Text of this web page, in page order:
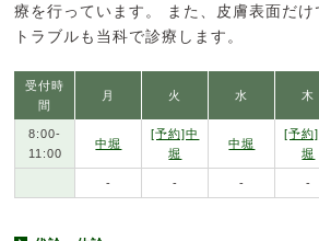
療を行っています。 また、皮膚表面だ
トラブルも当科で診療します。
受付時
間
月 火 水 木
8:00-
11:00
中堀
[予約]中
堀
中堀
[予約
堀
- - - -